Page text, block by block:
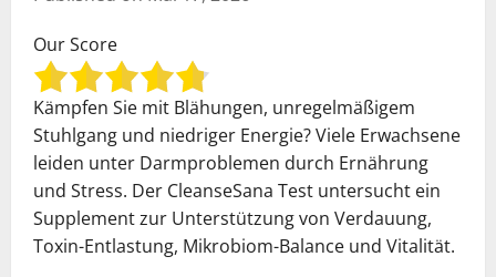
Our Score
Kämpfen Sie mit Blähungen, unregelmäßigem
Stuhlgang und niedriger Energie? Viele Erwachsene
leiden unter Darmproblemen durch Ernährung
und Stress. Der CleanseSana Test untersucht ein
Supplement zur Unterstützung von Verdauung,
Toxin-Entlastung, Mikrobiom-Balance und Vitalität.